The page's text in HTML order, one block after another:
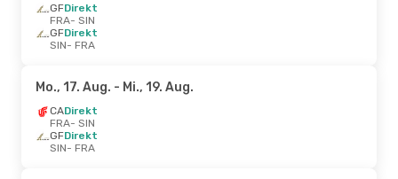
GFDirekt
FRA- SIN
GFDirekt
SIN- FRA
Mo., 17. Aug. - Mi., 19. Aug.
CADirekt
FRA- SIN
GFDirekt
SIN- FRA